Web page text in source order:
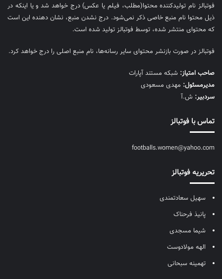
فوتبالز نام تولیدکننده محتوا(مطلب، فیلم یا عکس) درج خواهد شد و یا اینکه در
ذیل محتوا نام منبع خاصی ذکر نمی‌‎شود. درج نشدن منبع، نشان دهنده این است
که محتوای منتشر شده، توسط فوتبالز تولید شده است.
فوتبالز در صورت بازنشر محتوای سایر رسانه‌ها، نام منبع اصلی را درج خواهد کرد.
صاحب امتیاز: شبکه مستند آپارات
مديرمسئول: مهدی مسعودی
سردبیر: ش.آ
تماس با فوتبالز
footballs.women@yahoo.com
تحریریه فوتبالز
سهیل سعادتمندی
پانیذ فرحناک
شیما مسجدی
الهه مولادوست
تهمینه سبحانی